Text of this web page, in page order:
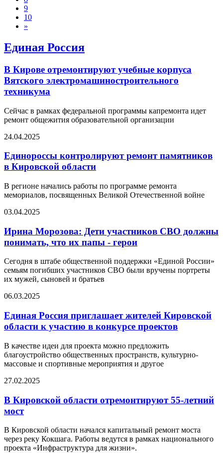
9
10
»
Единая Россия
В Кирове отремонтируют учебные корпуса
Вятского электромашиностроительного
техникума
Сейчас в рамках федеральной программы капремонта идет
ремонт общежития образовательной организации
24.04.2025
Единороссы контролируют ремонт памятников
в Кировской области
В регионе начались работы по программе ремонта
мемориалов, посвященных Великой Отечественной войне
03.04.2025
Ирина Морозова: Дети участников СВО должны
понимать, что их папы - герои
Сегодня в штабе общественной поддержки «Единой России»
семьям погибших участников СВО были вручены портреты
их мужей, сыновей и братьев
06.03.2025
Единая Россия приглашает жителей Кировской
области к участию в конкурсе проектов
В качестве идеи для проекта можно предложить
благоустройство общественных пространств, культурно-
массовые и спортивные мероприятия и другое
27.02.2025
В Кировской области отремонтируют 55-летний
мост
В Кировской области начался капитальный ремонт моста
через реку Кокшага. Работы ведутся в рамках национального
проекта «Инфраструктура для жизни».